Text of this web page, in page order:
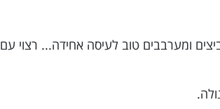
ומערבבים טוב לעיסה אחידה... רצוי עם